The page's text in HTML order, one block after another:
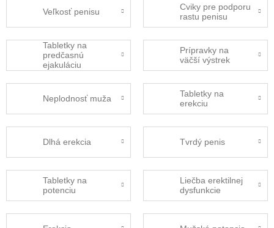
Veľkosť penisu
Cviky pre podporu
rastu penisu
Tabletky na
predčasnú
ejakuláciu
Prípravky na
väčší výstrek
Neplodnosť muža
Tabletky na
erekciu
Dlhá erekcia Tvrdý penis
Tabletky na
potenciu
Liečba erektilnej
dysfunkcie